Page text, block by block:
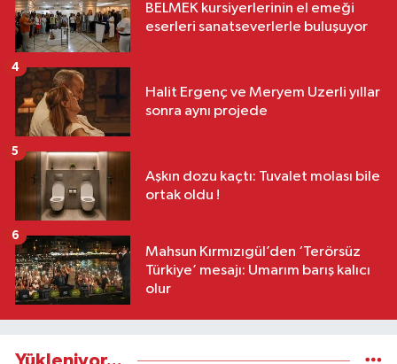
BELMEK kursiyerlerinin el emeği
eserleri sanatseverlerle buluşuyor
Halit Ergenç ve Meryem Uzerli yıllar
sonra aynı projede
4
Aşkın dozu kaçtı: Tuvalet molası bile
ortak oldu !
5
Mahsun Kırmızıgül’den ‘Terörsüz
Türkiye’ mesajı: Umarım barış kalıcı
olur
6